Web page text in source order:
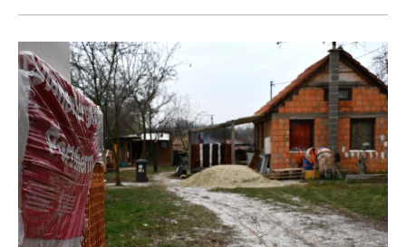
támogathatod
a
lakhatásért
végzett
munkánkat!